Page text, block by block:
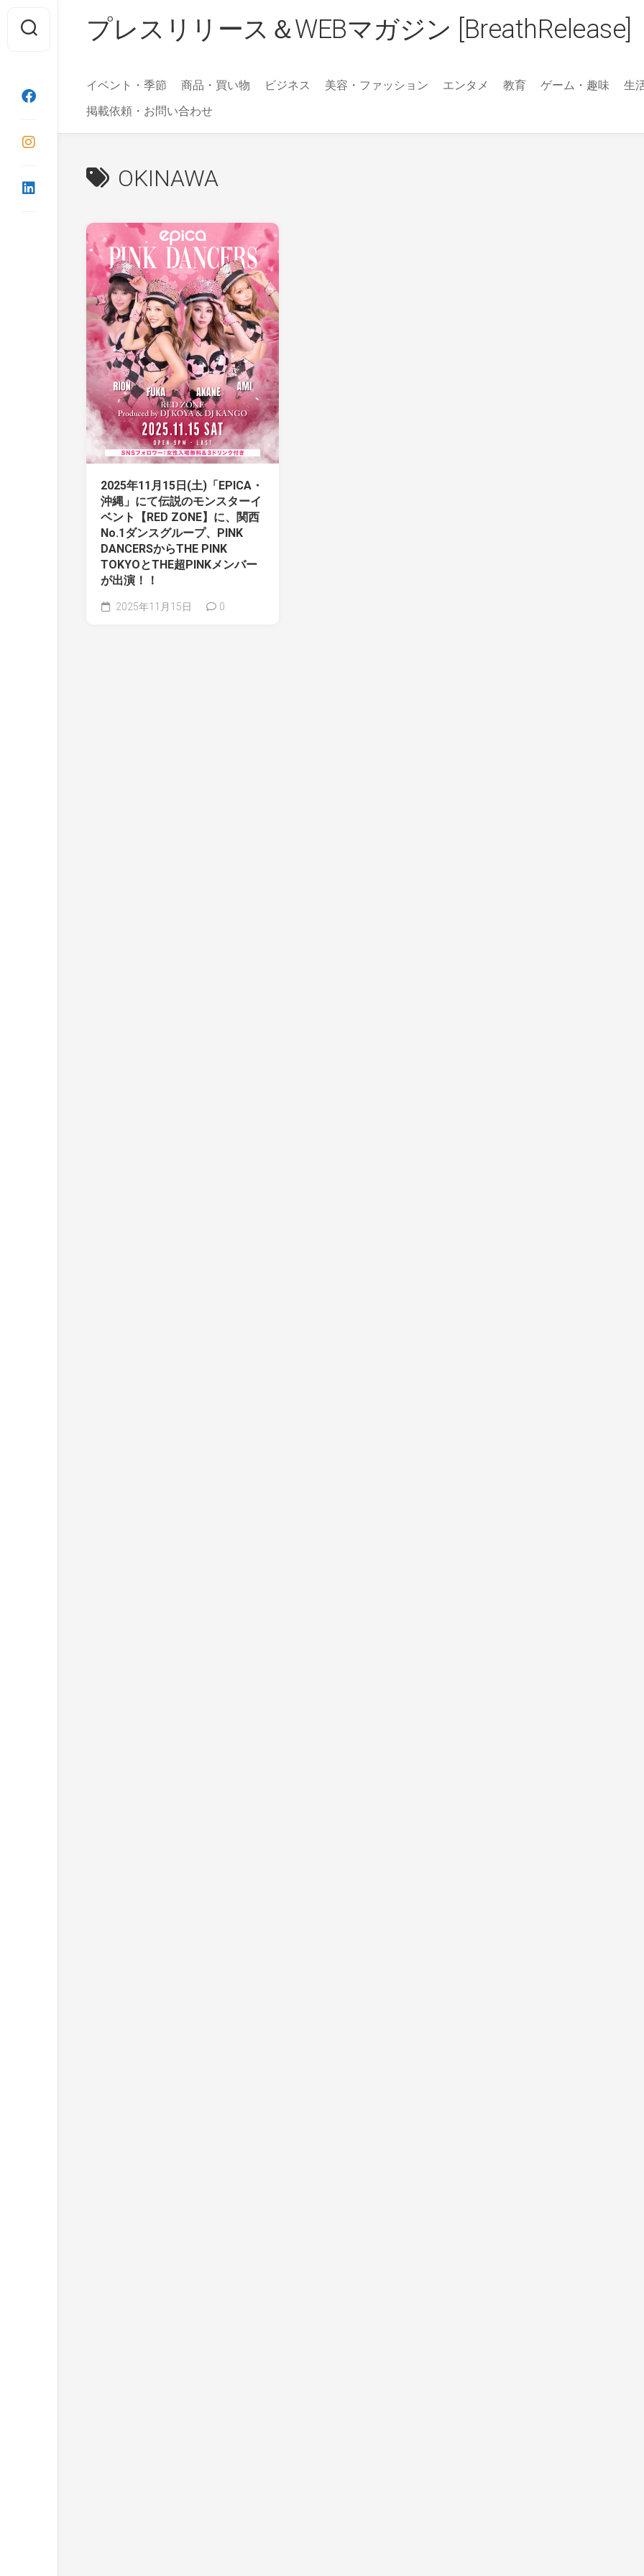
content
プレスリリース＆WEBマガジン [BreathRelease]
イベント・季節 商品・買い物 ビジネス 美容・ファッション エンタメ 教育 ゲーム・趣味
生
掲載依頼・お問い合わせ
OKINAWA
2025年11月15日(土)「EPICA・
沖縄」にて伝説のモンスターイ
ベント【RED ZONE】に、関西
No.1ダンスグループ、PINK
DANCERSからTHE PINK
TOKYOとTHE超PINKメンバー
が出演！！
2025年11月15日 0